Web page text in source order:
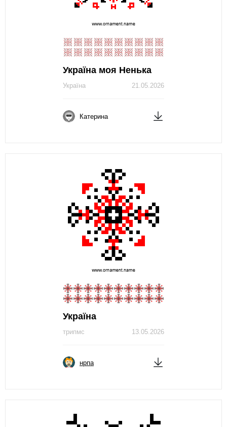
Україна моя Ненька
21.05.2026
Україна
Катерина
Україна
13.05.2026
трипмс
нрпа